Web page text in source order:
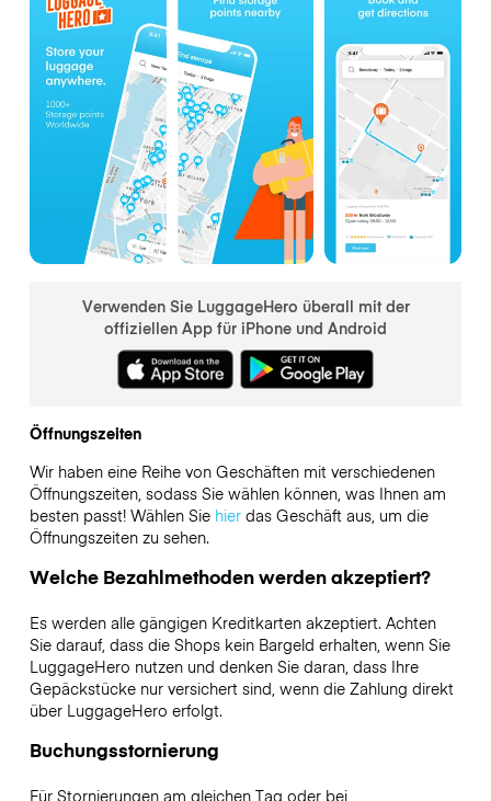
Verwenden Sie LuggageHero überall mit der
offiziellen App für iPhone und Android
Öffnungszeiten
Wir haben eine Reihe von Geschäften mit verschiedenen
Öffnungszeiten, sodass Sie wählen können, was Ihnen am
besten passt! Wählen Sie hierdas Geschäft aus, um die
Öffnungszeiten zu sehen.
Welche Bezahlmethoden werden akzeptiert?
Es werden alle gängigen Kreditkarten akzeptiert. Achten
Sie darauf, dass die Shops kein Bargeld erhalten, wenn Sie
LuggageHero nutzen und denken Sie daran, dass Ihre
Gepäckstücke nur versichert sind, wenn die Zahlung direkt
über LuggageHero erfolgt.
Buchungsstornierung
Für Stornierungen am gleichen Tag oder bei